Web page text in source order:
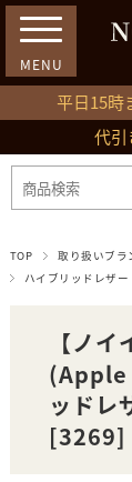
平日15時
代引
ログイン
TOP 取り扱いブラ
ハイブリッドレザー
【ノ
(Apple
ッド
[3269]